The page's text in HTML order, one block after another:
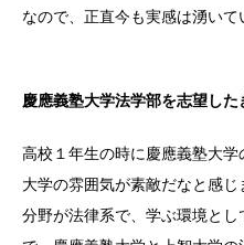
なので、正直今も実感は湧いて
慶應義塾大学法学部を志望した
高校１年生の時に慶應義塾大学
大学の雰囲気が素敵だなと感
分野が法律系で、学ぶ環境と